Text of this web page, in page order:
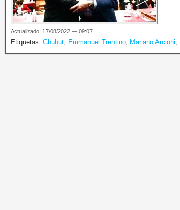
Actualizado: 17/08/2022 — 09:07
Etiquetas: Chubut, Emmanuel Trentino, Mariano Arcioni,